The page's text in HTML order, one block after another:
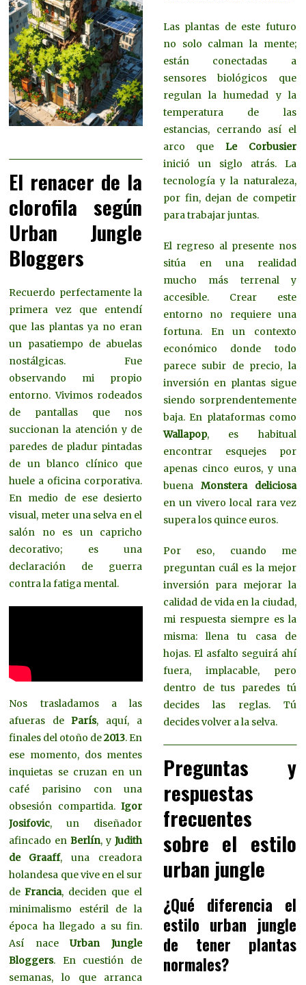
El renacer de la
clorofila según
Urban Jungle
Bloggers
Recuerdo perfectamente la
primera vez que entendí
que las plantas ya no eran
un pasatiempo de abuelas
nostálgicas. Fue
observando mi propio
entorno. Vivimos rodeados
de pantallas que nos
succionan la atención y de
paredes de pladur pintadas
de un blanco clínico que
huele a oficina corporativa.
En medio de ese desierto
visual, meter una selva en el
salón no es un capricho
decorativo; es una
declaración de guerra
contra la fatiga mental.
Nos trasladamos a las
afueras deParís, aquí, a
finales del otoño de2013. En
ese momento, dos mentes
inquietas se cruzan en un
café parisino con una
obsesión compartida.Igor
Josifovic, un diseñador
afincado enBerlín, yJudith
de Graaff, una creadora
holandesa que vive en el sur
deFrancia, deciden que el
minimalismo estéril de la
época ha llegado a su fin.
Así naceUrban Jungle
Bloggers. En cuestión de
semanas, lo que arranca
Las plantas de este futuro
no solo calman la mente;
están conectadas a
sensores biológicos que
regulan la humedad y la
temperatura de las
estancias, cerrando así el
arco que Le Corbusier
inició un siglo atrás. La
tecnología y la naturaleza,
por fin, dejan de competir
para trabajar juntas.
El regreso al presente nos
sitúa en una realidad
mucho más terrenal y
accesible. Crear este
entorno no requiere una
fortuna. En un contexto
económico donde todo
parece subir de precio, la
inversión en plantas sigue
siendo sorprendentemente
baja. En plataformas como
Wallapop, es habitual
encontrar esquejes por
apenas cinco euros, y una
buena Monstera deliciosa
en un vivero local rara vez
supera los quince euros.
Por eso, cuando me
preguntan cuál es la mejor
inversión para mejorar la
calidad de vida en la ciudad,
mi respuesta siempre es la
misma: llena tu casa de
hojas. El asfalto seguirá ahí
fuera, implacable, pero
dentro de tus paredes tú
decides las reglas. Tú
decides volver a la selva.
Preguntas y
respuestas
frecuentes
sobre el estilo
urban jungle
¿Qué diferencia el
estilo urban jungle
de tener plantas
normales?